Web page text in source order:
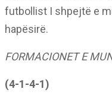
futbollist I shpejtë e
hapësirë.
FORMACIONET E
(4-1-4-1)